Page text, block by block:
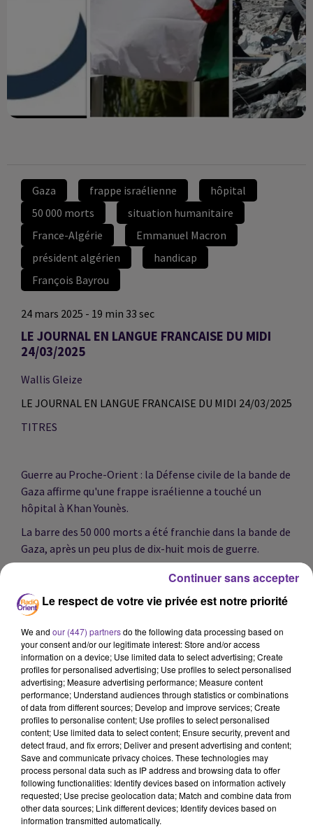
Gaza frappe israélienne
hôpital
50 000 morts
situation humanitaire
France-Algérie
Emmanuel Macron
président algérien
handicap
François Bayrou
24 mars 2025 - 19 min 33 sec
LE JOURNAL EN LANGUE FRANCAISE DU MIDI
24/03/2025
Wallis Gleize
LE JOURNAL EN LANGUE FRANCAISE DU MIDI 24/03/2025
TITRES
Guerre au Proche-Orient : la Défense civile de la bande de
Gaza affirme qu'une frappe israélienne a touché un
hôpital à Khan Younès.
La barre des 50 000 morts a été franchie dans la bande de
Gaza, après un peu plus de dix-huit mois de guerre.
Et forcement la situation humanitaire à Gaza préoccupe
débordées » selon la Croix-Rouge. Nizar Badran est
association de médecins qui vient en aide aux hôpitaux
dans la bande de Gaza.
Crise entre la France et l’Algérie : le président algérien
tente de faire baisser la tension, invoquant sa relation
avec son « alter ego » Emmanuel Macron.
Le respect de votre vie privée est notre priorité
We and our (447) partnersdo the following data processing based on
your consent and/or our legitimate interest: Store and/or access
information on a device; Use limited data to select advertising; Create
profiles for personalised advertising; Use profiles to select personalised
advertising; Measure advertising performance; Measure content
performance; Understand audiences through statistics or combinations
of data from different sources; Develop and improve services; Create
profiles to personalise content; Use profiles to select personalised
content; Use limited data to select content; Ensure security, prevent and
detect fraud, and fix errors; Deliver and present advertising and content;
Save and communicate privacy choices. These technologies may
process personal data such as IP address and browsing data to offer
following functionalities: Identify devices based on information actively
requested; Use precise geolocation data; Match and combine data from
other data sources; Link different devices; Identify devices based on
information transmitted automatically.
Continuer sans accepter